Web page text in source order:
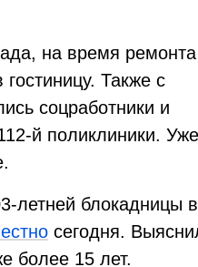
на время ремонта
Также с
соцработники и
й поликлиники.
летней блокадницы в
сегодня.
более 15 лет.